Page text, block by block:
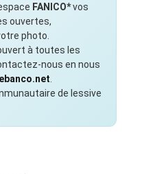
FANICO*vos
ouvertes,
photo.
à toutes les
nous en nous
de lessive